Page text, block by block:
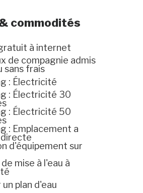
commodités
à internet
de compagnie admis
sans frais
: Électricité
: Électricité 30
: Électricité 50
: Emplacement a
d'équipement sur
mise à l'eau à
un plan d'eau